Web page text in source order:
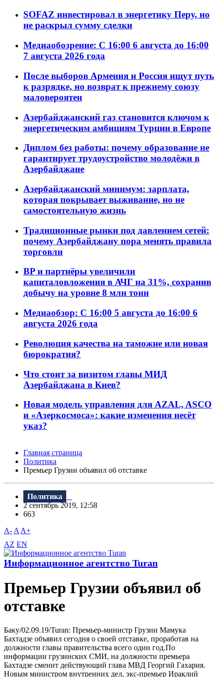
SOFAZ инвестировал в энергетику Перу, но
не раскрыл сумму сделки
Медиаобозрение: С 16:00 6 августа до 16:00
7 августа 2026 года
После выборов Армения и Россия ищут путь
к разрядке, но возврат к прежнему союзу
маловероятен
Азербайджанский газ становится ключом к
энергетическим амбициям Турции в Европе
Диплом без работы: почему образование не
гарантирует трудоустройство молодёжи в
Азербайджане
Азербайджанский минимум: зарплата,
которая покрывает выживание, но не
самостоятельную жизнь
Традиционные рынки под давлением сетей:
почему Азербайджану пора менять правила
торговли
BP и партнёры увеличили
капиталовложения в АЧГ на 31%, сохранив
добычу на уровне 8 млн тонн
Медиаобзор: С 16:00 5 августа до 16:00 6
августа 2026 года
Революция качества на таможне или новая
бюрократия?
Что стоит за визитом главы МИД
Азербайджана в Киев?
Новая модель управления для AZAL, ASCO
и «Азеркосмоса»: какие изменения несёт
указ?
Главная страница
Политика
Премьер Грузии объявил об отставке
Политика
2 сентябрь 2019, 12:58
663
A- A A+
AZ EN
Информационное агентство Turan
Премьер Грузии объявил об
отставке
Баку/02.09.19/Turan: Премьер-министр Грузии Мамука
Бахтадзе объявил сегодня о своей отставке, проработав на
должности главы правительства всего один год.По
информации грузинских СМИ, на должности премьера
Бахтадзе сменит действующий глава МBД Георгий Гахария.
Новым министром внутренних дел, экс-премьер Ираклий